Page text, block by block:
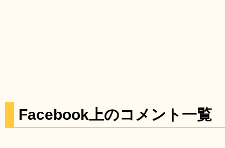
Facebook上のコメント一覧